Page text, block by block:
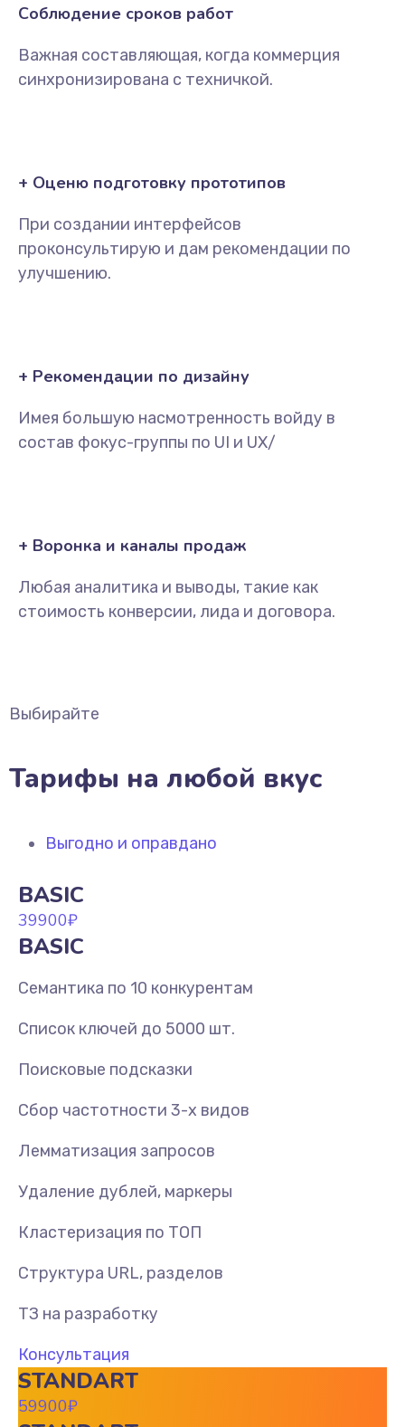
Соблюдение сроков работ
Важная составляющая, когда коммерция
синхронизирована с техничкой.
+ Оценю подготовку прототипов
При создании интерфейсов
проконсультирую и дам рекомендации по
улучшению.
+ Рекомендации по дизайну
Имея большую насмотренность войду в
состав фокус-группы по UI и UX/
+ Воронка и каналы продаж
Любая аналитика и выводы, такие как
стоимость конверсии, лида и договора.
Выбирайте
Тарифы на любой вкус
Выгодно и оправдано
BASIC
39900₽
BASIC
Семантика по 10 конкурентам
Список ключей до 5000 шт.
Поисковые подсказки
Сбор частотности 3-х видов
Лемматизация запросов
Удаление дублей, маркеры
Кластеризация по ТОП
Структура URL, разделов
ТЗ на разработку
Консультация
STANDART
59900₽